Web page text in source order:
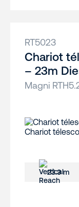
RT5023
Chariot
– 23m
Magni
23.3 m